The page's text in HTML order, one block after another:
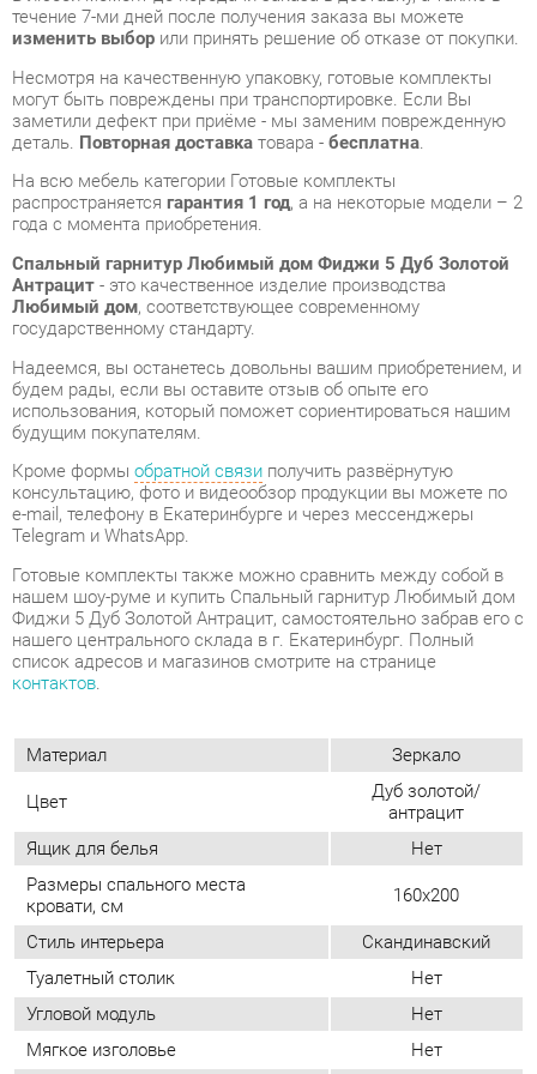
заметили дефект при приёме - мы заменим поврежденную
деталь.Повторная доставка товара -бесплатна.
На всю мебель категории Готовые комплекты
распространяетсягарантия 1 год, а на некоторые модели – 2
года с момента приобретения.
Спальный гарнитур Любимый дом Фиджи 5 Дуб Золотой
Любимый дом, соответствующее современному
государственному стандарту.
будем рады, если вы оставите отзыв об опыте его
использования, который поможет сориентироваться нашим
будущим покупателям.
Кроме формы
обратной связи
консультацию, фото и видеообзор продукции вы можете по
e-mail, телефону в Екатеринбурге и через мессенджеры
Telegram и WhatsApp.
Готовые комплекты также можно сравнить между собой в
нашем шоу-руме и купить Спальный гарнитур Любимый дом
Фиджи 5 Дуб Золотой Антрацит, самостоятельно забрав его с
нашего центрального склада в г. Екатеринбург. Полный
список адресов и магазинов смотрите на странице
контактов.
Материал Зеркало
Цвет Дуб золотой/
антрацит
Размеры спального места
кровати, см
160x200
Стиль интерьера
Скандинавский
Туалетный столик
Нет
Угловой модуль
Нет
Мягкое изголовье
Нет
Подъемный механизм у кровати Нет
ОТЗЫВЫ
Пока нет отзывов, поделитесь первым своим мнением.